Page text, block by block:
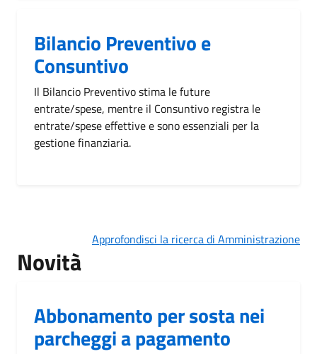
Bilancio Preventivo e
Consuntivo
Il Bilancio Preventivo stima le future
entrate/spese, mentre il Consuntivo registra le
entrate/spese effettive e sono essenziali per la
gestione finanziaria.
Approfondisci la ricerca di Amministrazione
Novità
Abbonamento per sosta nei
parcheggi a pagamento